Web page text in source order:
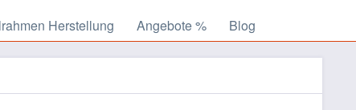
Herstellung Angebote % Blog